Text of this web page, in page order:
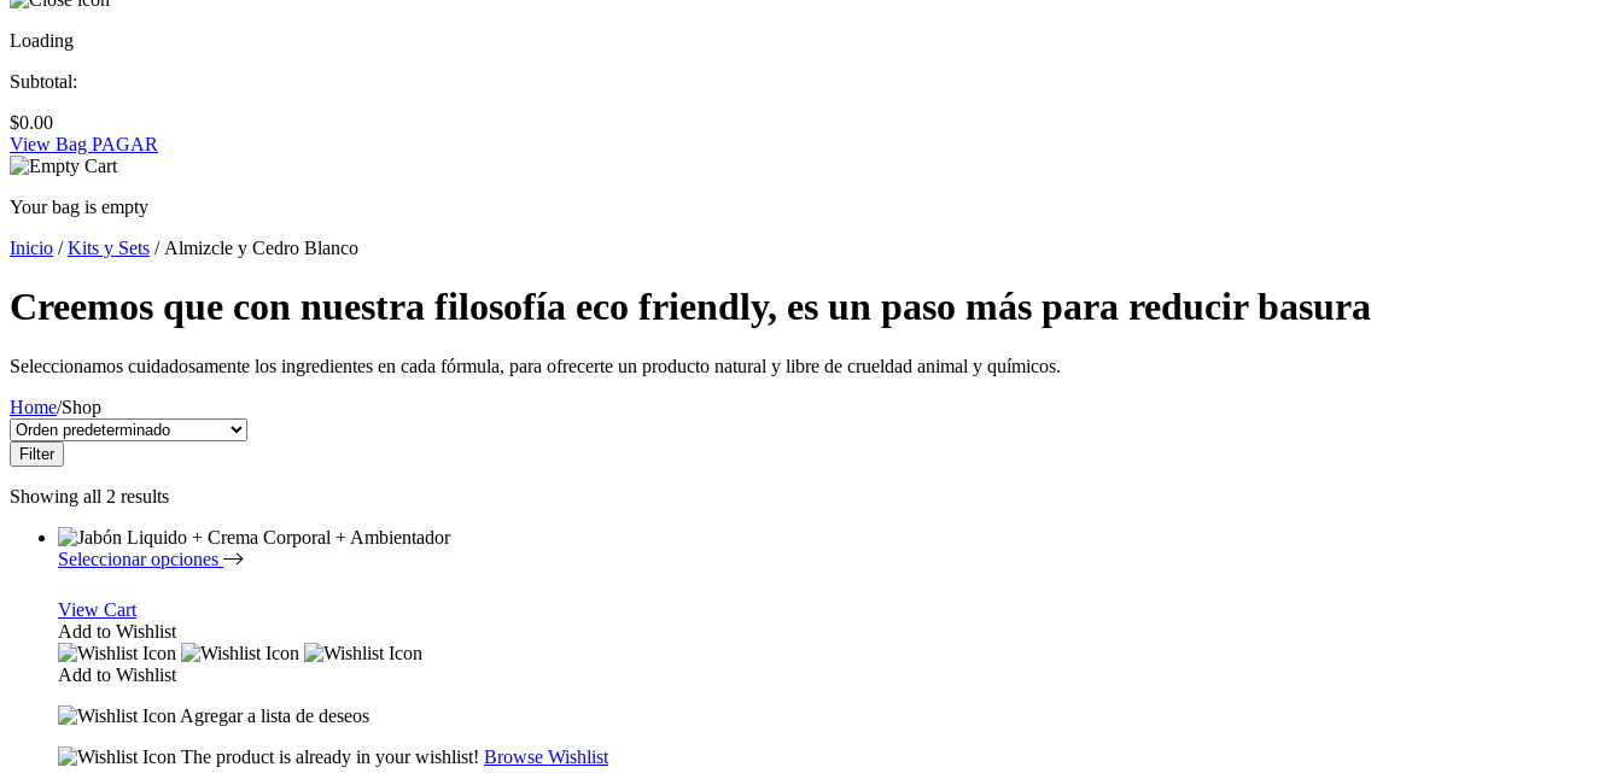
Loading
Subtotal:
$0.00
View Bag PAGAR
Your bag is empty
Inicio /Kits y Sets / Almizcle y Cedro Blanco
Creemos que con nuestra filosofía eco friendly, es un paso más para reducir basura
Seleccionamos cuidadosamente los ingredientes en cada fórmula, para ofrecerte un producto natural y libre de crueldad animal y químicos.
Home/Shop
Filter
Showing all 2 results
Seleccionar opciones
View Cart
Add to Wishlist
Add to Wishlist
Agregar a lista de deseos
The product is already in your wishlist! Browse Wishlist